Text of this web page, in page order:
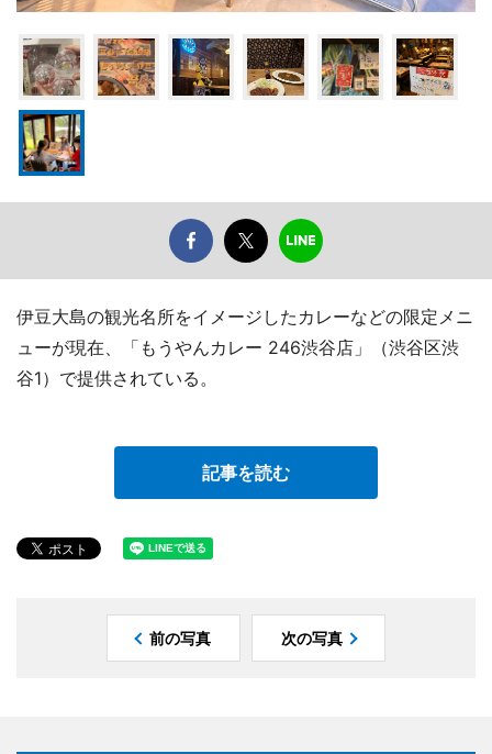
伊豆大島の観光名所をイメージしたカレーなどの限定メニ
ューが現在、「もうやんカレー 246渋谷店」（渋谷区渋
谷1）で提供されている。
記事を読む
前の写真 次の写真